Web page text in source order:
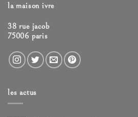
la maison ivre
38 rue jacob
75006 paris
les actus